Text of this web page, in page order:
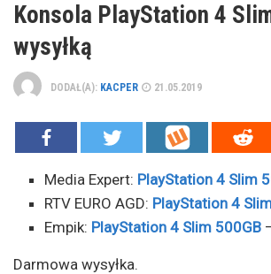
Konsola PlayStation 4
wysyłką
DODAŁ(A): KACPER 21.05.2019
Media Expert: PlayStation 4 Slim
RTV EURO AGD: PlayStation 4
Empik: PlayStation 4 Slim 500GB
Darmowa wysyłka.